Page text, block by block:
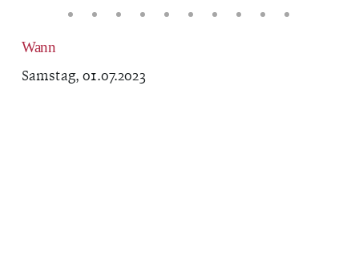
Wann
Samstag, 01.07.2023